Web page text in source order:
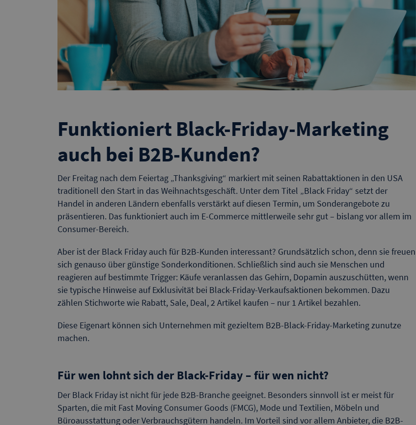
Funktioniert Black-Friday-Marketing
auch bei B2B-Kunden?
Der Freitag nach dem Feiertag „Thanksgiving“ markiert mit seinen Rabattaktionen in den USA
traditionell den Start in das Weihnachtsgeschäft. Unter dem Titel „Black Friday“ setzt der
Handel in anderen Ländern ebenfalls verstärkt auf diesen Termin, um Sonderangebote zu
präsentieren. Das funktioniert auch im E-Commerce mittlerweile sehr gut – bislang vor allem im
Consumer-Bereich.
Aber ist der Black Friday auch für B2B-Kunden interessant? Grundsätzlich schon, denn sie freuen
sich genauso über günstige Sonderkonditionen. Schließlich sind auch sie Menschen und
reagieren auf bestimmte Trigger: Käufe veranlassen das Gehirn, Dopamin auszuschütten, wenn
sie typische Hinweise auf Exklusivität bei Black-Friday-Verkaufsaktionen bekommen. Dazu
zählen Stichworte wie Rabatt, Sale, Deal, 2 Artikel kaufen – nur 1 Artikel bezahlen.
Diese Eigenart können sich Unternehmen mit gezieltem B2B-Black-Friday-Marketing zunutze
machen.
Für wen lohnt sich der Black-Friday – für wen nicht?
Der Black Friday ist nicht für jede B2B-Branche geeignet. Besonders sinnvoll ist er meist für
Sparten, die mit Fast Moving Consumer Goods (FMCG), Mode und Textilien, Möbeln und
Büroausstattung oder Verbrauchsgütern handeln. Im Vorteil sind vor allem Anbieter, die B2B-